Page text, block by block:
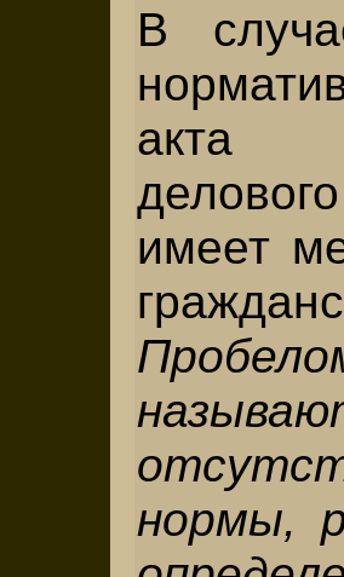
В
акта
имеет
нормы,